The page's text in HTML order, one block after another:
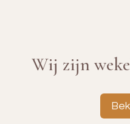
Wij zijn